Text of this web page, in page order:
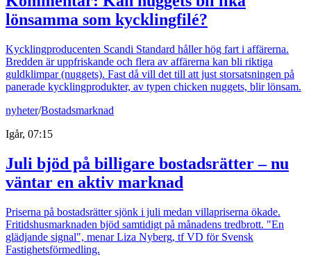
lönsamma som kycklingfilé?
Kycklingproducenten Scandi Standard håller hög fart i affärerna.
Bredden är uppfriskande och flera av affärerna kan bli riktiga
guldklimpar (nuggets). Fast då vill det till att just storsatsningen på
panerade kycklingprodukter, av typen chicken nuggets, blir lönsam.
nyheter/Bostadsmarknad
Igår, 07:15
Juli bjöd på billigare bostadsrätter – nu
väntar en aktiv marknad
Priserna på bostadsrätter sjönk i juli medan villapriserna ökade.
Fritidshusmarknaden bjöd samtidigt på månadens tredbrott. "En
glädjande signal", menar Liza Nyberg, tf VD för Svensk
Fastighetsförmedling.